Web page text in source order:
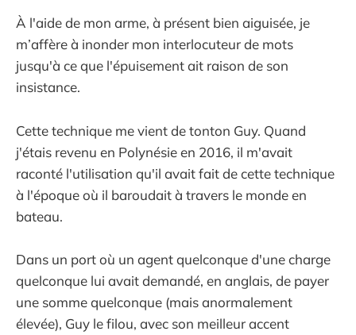
À l'aide de mon arme, à présent bien aiguisée, je
m’affère à inonder mon interlocuteur de mots
jusqu'à ce que l'épuisement ait raison de son
insistance.
Cette technique me vient de tonton Guy. Quand
j'étais revenu en Polynésie en 2016, il m'avait
raconté l'utilisation qu'il avait fait de cette technique
à l'époque où il baroudait à travers le monde en
bateau.
Dans un port où un agent quelconque d'une charge
quelconque lui avait demandé, en anglais, de payer
une somme quelconque (mais anormalement
élevée), Guy le filou, avec son meilleur accent